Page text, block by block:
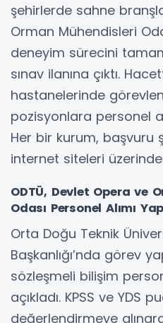
şehirlerde sahne
Orman Mühendisleri
deneyim sürecini
sınav ilanına çıktı.
hastanelerinde
pozisyonlara personel
Her bir kurum, başvuru
internet siteleri
ODTÜ, Devlet Opera ve
Odası Personel Alımı
Orta Doğu Teknik
Başkanlığı’nda görev
sözleşmeli bilişim
açıkladı. KPSS ve YDS
değerlendirmeye